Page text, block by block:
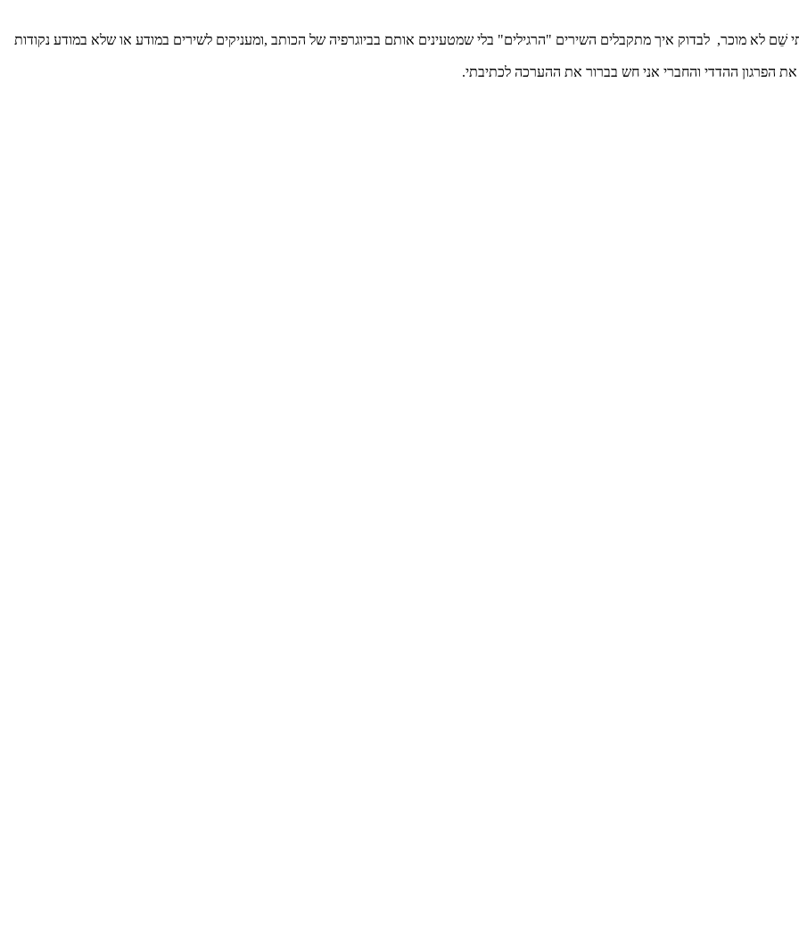
שֵׁם לא מוכר, לבדוק איך מתקבלים השירים "הרגילים" בלי שמטעינים אותם בביוגרפיה של הכותב ,ומעניקים לשירים במודע או שלא במודע נקודות
הפרגון ההדדי והחברי אני חש בברור את ההערכה לכתיבתי.